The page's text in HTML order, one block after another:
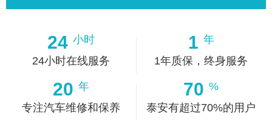
24 小时
24小时在线服务
1 年
1年质保，终身服务
20 年
专注汽车维修和保养
70 %
泰安有超过70%的用户